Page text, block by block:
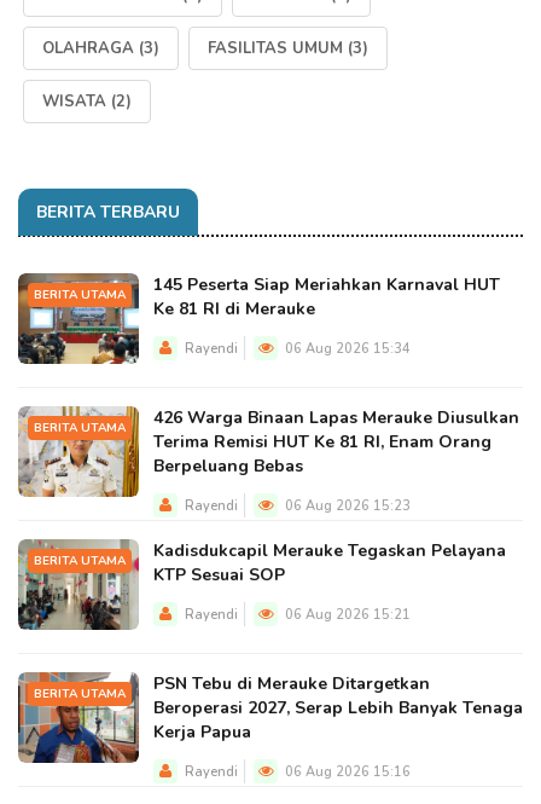
OLAHRAGA (3) FASILITAS UMUM (3)
WISATA (2)
BERITA TERBARU
BERITA UTAMA
145 Peserta Siap Meriahkan Karnaval HUT
Ke 81 RI di Merauke
Rayendi 06 Aug 2026 15:34
BERITA UTAMA
426 Warga Binaan Lapas Merauke Diusulkan
Terima Remisi HUT Ke 81 RI, Enam Orang
Berpeluang Bebas
Rayendi 06 Aug 2026 15:23
BERITA UTAMA
Kadisdukcapil Merauke Tegaskan Pelayana
KTP Sesuai SOP
Rayendi 06 Aug 2026 15:21
BERITA UTAMA
PSN Tebu di Merauke Ditargetkan
Beroperasi 2027, Serap Lebih Banyak Tenaga
Kerja Papua
Rayendi 06 Aug 2026 15:16